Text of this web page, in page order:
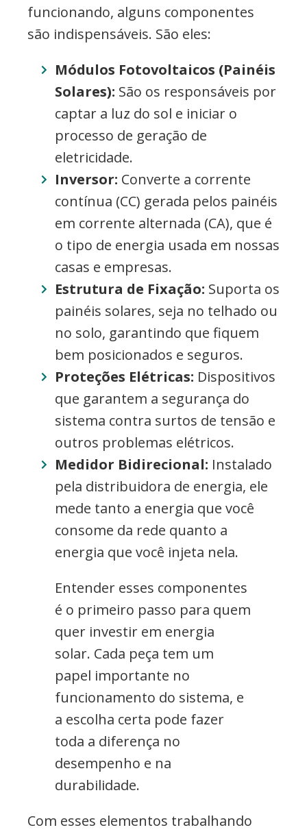
funcionando, alguns componentes
são indispensáveis. São eles:
Módulos Fotovoltaicos (Painéis
Solares): São os responsáveis por
captar a luz do sol e iniciar o
processo de geração de
eletricidade.
Inversor: Converte a corrente
contínua (CC) gerada pelos painéis
em corrente alternada (CA), que é
o tipo de energia usada em nossas
casas e empresas.
Estrutura de Fixação: Suporta os
painéis solares, seja no telhado ou
no solo, garantindo que fiquem
bem posicionados e seguros.
Proteções Elétricas: Dispositivos
que garantem a segurança do
sistema contra surtos de tensão e
outros problemas elétricos.
Medidor Bidirecional: Instalado
pela distribuidora de energia, ele
mede tanto a energia que você
consome da rede quanto a
energia que você injeta nela.
Entender esses componentes
é o primeiro passo para quem
quer investir em energia
solar. Cada peça tem um
papel importante no
funcionamento do sistema, e
a escolha certa pode fazer
toda a diferença no
desempenho e na
durabilidade.
Com esses elementos trabalhando